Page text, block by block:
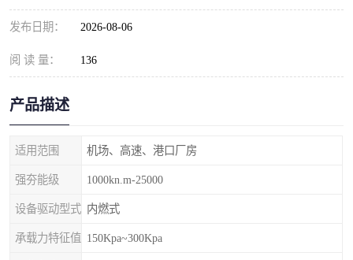
发布日期： 2026-08-06
阅 读 量： 136
产品描述
适用范围 机场、高速、港口厂房
强夯能级 1000kn.m-25000
设备驱动型式 内燃式
承载力特征值 150Kpa~300Kpa